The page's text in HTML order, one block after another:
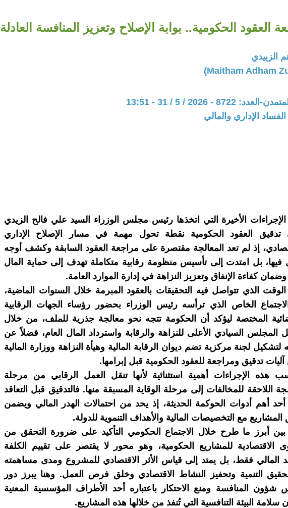
العقود الحكومية.. بوابة الإصلاح وتعزيز المنافسة العادلة
الزبيدي
8722 - 2026 / 5 / 31 - 13:51
الإداري والمالي
الأخيرة التي اتخذها رئيس مجلس الوزراء السيد علي فالح الزيدي
تدقيق العقود الحكومية نقطة تحول مهمة في مسار الإصلاح الإداري
إذ لم تعد المعالجة مقتصرة على مراجعة العقود السابقة وكشف أوجه
فيها، بل امتدت إلى تأسيس منظومة رقابية متكاملة تهدف إلى حماية المال
وضمان كفاءة الإنفاق وتعزيز النزاهة في إدارة الموارد العامة.
الذي تتواصل فيه التحقيقات بالعقود المبرمة خلال السنوات الماضية،
الخاص الذي ترأسه رئيس الوزراء بحضور رؤساء الجهات الرقابية
المختصة ليؤكد أن الحكومة تتجه نحو معالجة جذرية للملف، من خلال
المجلس السيادي الأعلى للنزاهة والرقابة واسترداد المال العام، فضلاً عن
لتشكيل لجنة مركزية تضم ديوان الرقابة المالية وهيأة النزاهة ووزارة المالية
تدقيق ومراجعة للعقود الحكومية قبل إبرامها.
هذه الإجراءات أهمية استثنائية لأنها تنقل العمل الرقابي من مرحلة
اللاحقة للمخالفات إلى مرحلة الوقاية المسبقة منها. فالتدقيق قبل التعاقد
أهم أدوات الحوكمة الحديثة، إذ يحد من احتمالات الهدر المالي ويضمن
المشاريع مع التخصيصات المالية والأهداف التنموية للدولة.
أبرز ما طرح خلال الاجتماع الحكومي التأكيد على ضرورة التحقق من
الاقتصادية للمشاريع الحكومية، وهو محور لا يقتصر على تقييم الكلفة
المالي فقط، بل يمتد إلى قياس الأثر الاقتصادي للمشروع ومدى مساهمته
التنمية وتحفيز النشاط الاقتصادي وخلق فرص العمل. وهنا يبرز دور
شؤون المنافسة ومنع الاحتكار باعتباره أحد الأطراف المؤسسية المعنية
سلامة البيئة التنافسية التي تُنفذ من خلالها هذه المشاريع.